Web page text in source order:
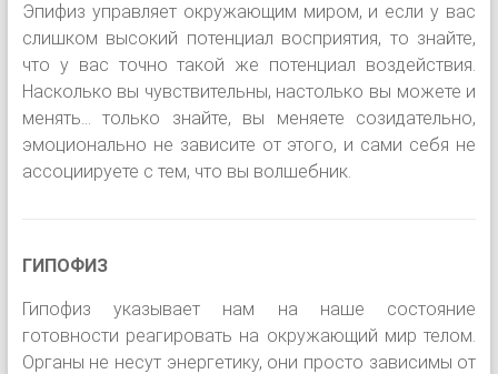
Эпифиз управляет окружающим миром, и если у вас
слишком высокий потенциал восприятия, то знайте,
что у вас точно такой же потенциал воздействия.
Насколько вы чувствительны, настолько вы можете и
менять… только знайте, вы меняете созидательно,
эмоционально не зависите от этого, и сами себя не
ассоциируете с тем, что вы волшебник.
ГИПОФИЗ
Гипофиз указывает нам на наше состояние
готовности реагировать на окружающий мир телом.
Органы не несут энергетику, они просто зависимы от